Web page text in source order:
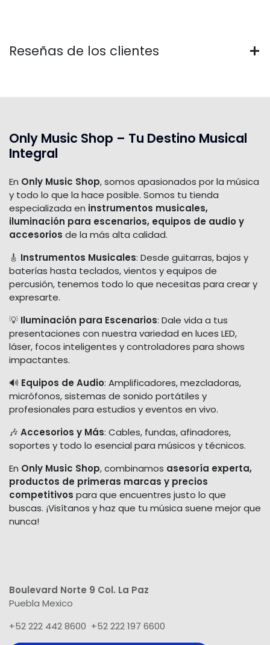
Reseñas de los clientes
Only Music Shop – Tu Destino Musical
Integral
En Only Music Shop, somos apasionados por la música
y todo lo que la hace posible. Somos tu tienda
especializada en instrumentos musicales,
iluminación para escenarios, equipos de audio y
accesorios de la más alta calidad.
🎸 Instrumentos Musicales: Desde guitarras, bajos y
baterías hasta teclados, vientos y equipos de
percusión, tenemos todo lo que necesitas para crear y
expresarte.
💡 Iluminación para Escenarios: Dale vida a tus
presentaciones con nuestra variedad en luces LED,
láser, focos inteligentes y controladores para shows
impactantes.
🔊 Equipos de Audio: Amplificadores, mezcladoras,
micrófonos, sistemas de sonido portátiles y
profesionales para estudios y eventos en vivo.
🎶 Accesorios y Más: Cables, fundas, afinadores,
soportes y todo lo esencial para músicos y técnicos.
En Only Music Shop, combinamos asesoría experta,
productos de primeras marcas y precios
competitivos para que encuentres justo lo que
buscas. ¡Visítanos y haz que tu música suene mejor que
nunca!
Boulevard Norte 9 Col. La Paz
Puebla Mexico
+52 222 442 8600 +52 222 197 6600